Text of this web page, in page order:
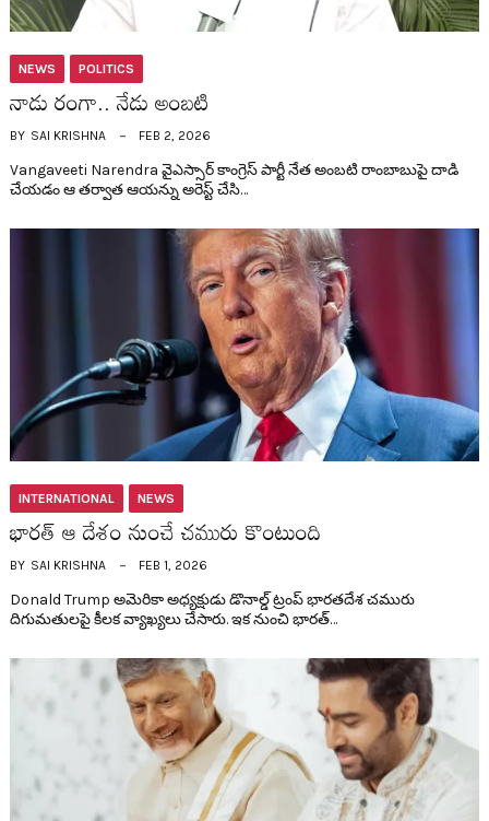
NEWS POLITICS
నాడు రంగా.. నేడు అంబ‌టి
BY SAI KRISHNA FEB 2, 2026
Vangaveeti Narendra వైఎస్సార్ కాంగ్రెస్ పార్టీ నేత అంబ‌టి రాంబాబుపై దాడి
చేయడం ఆ త‌ర్వాత ఆయ‌న్ను అరెస్ట్ చేసి…
INTERNATIONAL NEWS
భార‌త్ ఆ దేశం నుంచే చ‌మురు కొంటుంది
BY SAI KRISHNA FEB 1, 2026
Donald Trump అమెరికా అధ్య‌క్షుడు డొనాల్డ్ ట్రంప్ భార‌త‌దేశ చ‌మురు
దిగుమతుల‌పై కీల‌క వ్యాఖ్య‌లు చేసారు. ఇక నుంచి భార‌త్…